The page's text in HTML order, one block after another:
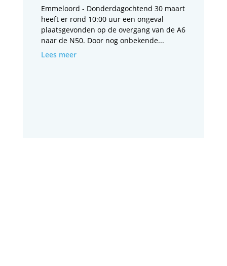
Emmeloord - Donderdagochtend 30 maart
heeft er rond 10:00 uur een ongeval
plaatsgevonden op de overgang van de A6
naar de N50. Door nog onbekende...
Lees meer